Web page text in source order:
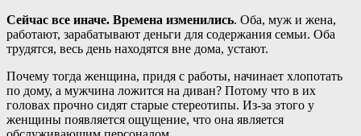
Сейчас все иначе. Времена изменились. Оба, муж и жена,
работают, зарабатывают деньги для содержания семьи. Оба
трудятся, весь день находятся вне дома, устают.
Почему тогда женщина, придя с работы, начинает хлопотать
по дому, а мужчина ложится на диван? Потому что в их
головах прочно сидят старые стереотипы. Из-за этого у
женщины появляется ощущение, что она является